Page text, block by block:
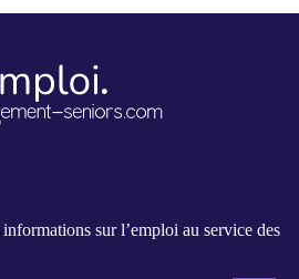
sur l’emploi au service des